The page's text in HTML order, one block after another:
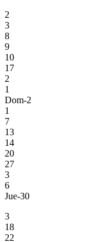
2
3
8
9
10
17
2
1
Dom-2
1
7
13
14
20
27
3
6
Jue-30
3
18
22